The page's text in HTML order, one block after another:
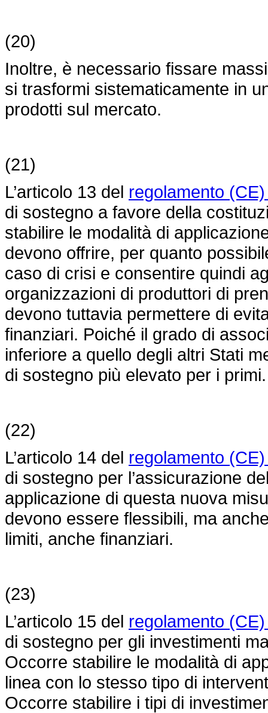
(20)
Inoltre, è necessario fissare
si trasformi sistematicamente in
prodotti sul mercato.
(21)
L’articolo 13 del regolamento
di sostegno a favore della
stabilire le modalità di
devono offrire, per quanto
caso di crisi e consentire quindi
organizzazioni di produttori di
devono tuttavia permettere di
finanziari. Poiché il grado di
inferiore a quello degli altri Stati
di sostegno più elevato per i primi.
(22)
L’articolo 14 del regolamento
di sostegno per l’assicurazione
applicazione di questa nuova
devono essere flessibili, ma
limiti, anche finanziari.
(23)
L’articolo 15 del regolamento
di sostegno per gli investimenti
Occorre stabilire le modalità di
linea con lo stesso tipo di
Occorre stabilire i tipi di